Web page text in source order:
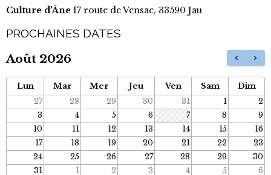
Culture d'Âne 17 route de Vensac, 33590 Jau
PROCHAINES DATES
Août 2026
Lun Mar Mer Jeu Ven Sam
Dim
27
28 29 30 31 1
2
3
4 5 6 7 8
9
10
11 12 13 14 15
16
17
18 19 20 21 22
23
24
25 26 27 28 29
30
31
1 2 3 4 5 6